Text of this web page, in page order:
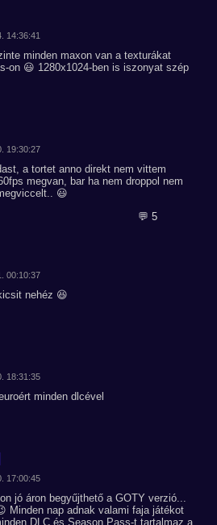
14:36:41
minden maxon van a texturákat
on 😃 1280x1024-ben is iszonyat szép
19:30:27
a tortet anno direkt nem vittem
megvan, bar ha nem droppol nem
😃
💬 5
00:10:37
nehéz 😆
18:31:35
minden dlcével
17:00:45
jó áron begyűjthető a GOTY verzió...
Minden nap adnak valami faja játékot
DLC és Season Pass-t tartalmaz a